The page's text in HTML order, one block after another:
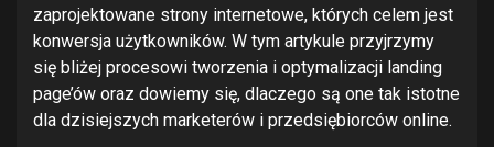
zaprojektowane strony internetowe, których celem jest
konwersja użytkowników. W tym artykule przyjrzymy
się bliżej procesowi tworzenia i optymalizacji landing
page’ów oraz dowiemy się, dlaczego są one tak istotne
dla dzisiejszych marketerów i przedsiębiorców online.